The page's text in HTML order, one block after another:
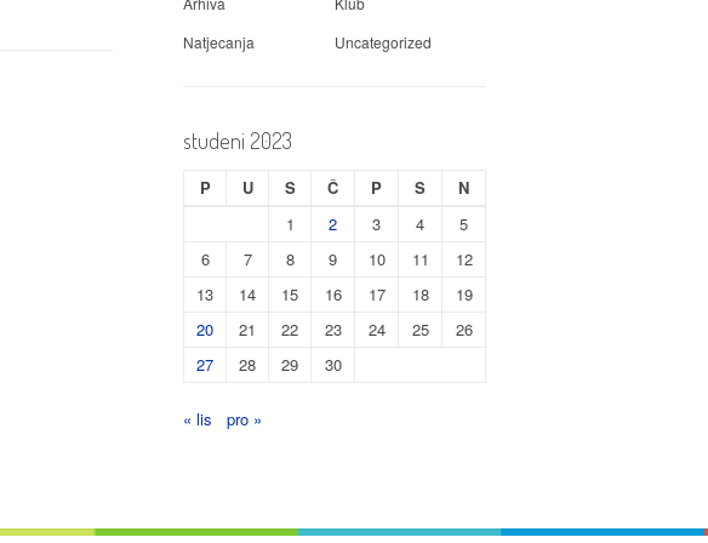
Natjecanja
Uncategorized
studeni 2023
P U S Č P S
N
1
2 3 4
5
6
7 8 9 10 11
12
13
14 15 16 17 18
19
20
21 22 23 24 25
26
27
28 29 30
« lis pro »